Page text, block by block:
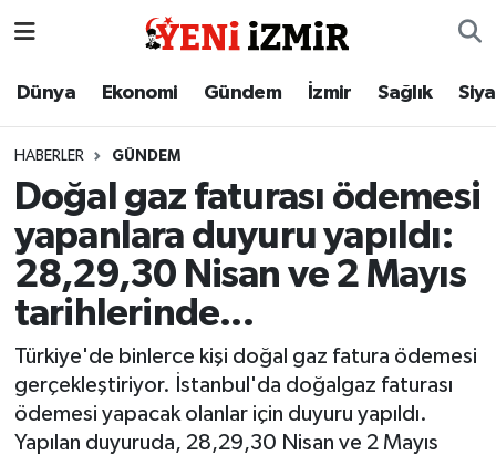
Dünya Ekonomi Gündem İzmir Sağlık
HABERLER GÜNDEM
Doğal gaz faturası ödemesi
yapanlara duyuru yapıldı:
28,29,30 Nisan ve 2 Mayıs
tarihlerinde...
Türkiye'de binlerce kişi doğal gaz fatura ödemesi
gerçekleştiriyor. İstanbul'da doğalgaz faturası
ödemesi yapacak olanlar için duyuru yapıldı.
Yapılan duyuruda, 28,29,30 Nisan ve 2 Mayıs
Dünya
Gündem
İzmir
Sağlık
Siyaset
Magazin
İzmir Nöbetçi Eczaneler
İzmir Namaz Vakitleri
İzmir Trafik Yoğunluk Haritası
Süper Lig Puan Durumu ve Fikstür
Tüm Manşetler
Son Dakika Haberleri